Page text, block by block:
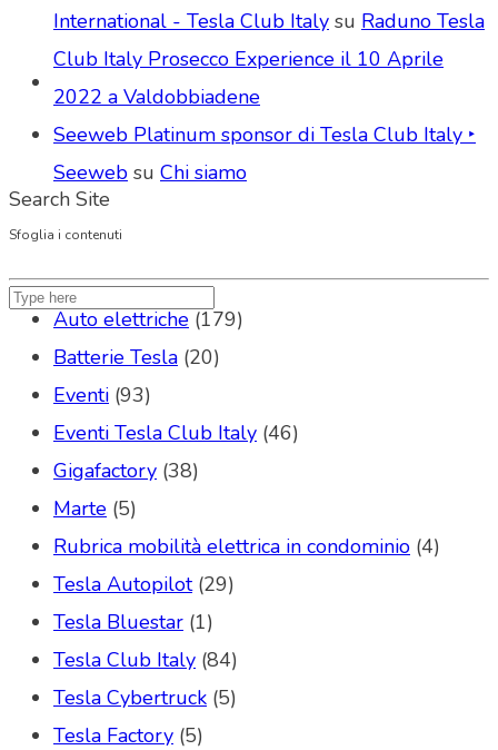
Search Site
International - Tesla Club Italy su Raduno Tesla
Club Italy Prosecco Experience il 10 Aprile
2022 a Valdobbiadene
Seeweb Platinum sponsor di Tesla Club Italy ‣
Seeweb su Chi siamo
Sfoglia i contenuti
Auto elettriche (179)
Batterie Tesla (20)
Eventi (93)
Eventi Tesla Club Italy (46)
Gigafactory (38)
Marte (5)
Rubrica mobilità elettrica in condominio (4)
Tesla Autopilot(29)
Tesla Bluestar (1)
Tesla Club Italy (84)
Tesla Cybertruck (5)
Tesla Factory (5)